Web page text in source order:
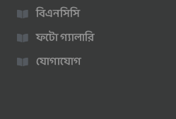
বিএনসিসি
ফটো গ্যালারি
যোগাযোগ